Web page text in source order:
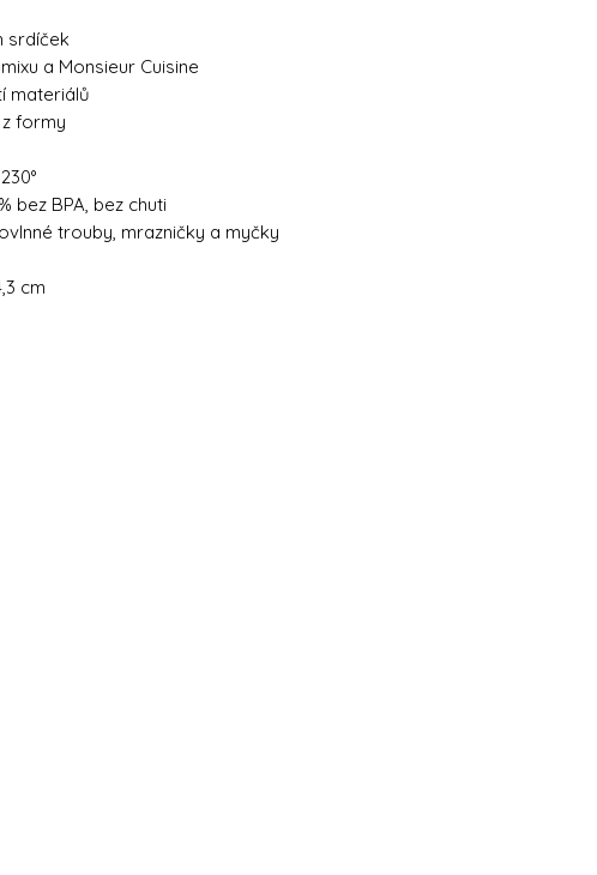
srdíček
a Monsieur Cuisine
materiálů
formy
bez BPA, bez chuti
trouby, mrazničky a myčky
cm